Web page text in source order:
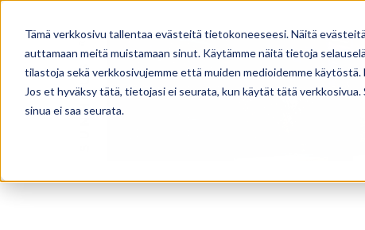
Tämä verkkosivu tallentaa evästeitä tietokoneeseesi. Näitä
auttamaan meitä muistamaan sinut. Käytämme näitä tietoja
tilastoja sekä verkkosivujemme että muiden medioidemme
Jos et hyväksy tätä, tietojasi ei seurata, kun käytät tätä
sinua ei saa seurata.